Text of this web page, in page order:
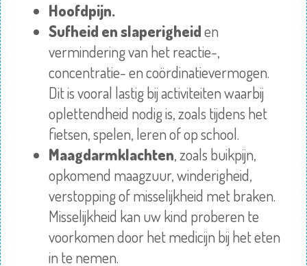
Hoofdpijn.
Sufheid en slaperigheiden
vermindering van het reactie-,
concentratie- en coördinatievermogen.
Dit is vooral lastig bij activiteiten waarbij
oplettendheid nodig is, zoals tijdens het
fietsen, spelen, leren of op school.
Maagdarmklachten, zoals buikpijn,
opkomend maagzuur, winderigheid,
verstopping of misselijkheid met braken.
Misselijkheid kan uw kind proberen te
voorkomen door het medicijn bij het eten
in te nemen.